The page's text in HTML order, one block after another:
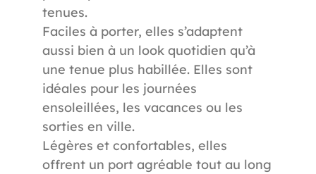
tenues.
Faciles à porter, elles s’adaptent
aussi bien à un look quotidien qu’à
une tenue plus habillée. Elles sont
idéales pour les journées
ensoleillées, les vacances ou les
sorties en ville.
Légères et confortables, elles
offrent un port agréable tout au long